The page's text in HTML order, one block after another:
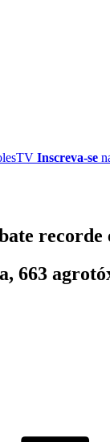
Inscreva-se
recorde